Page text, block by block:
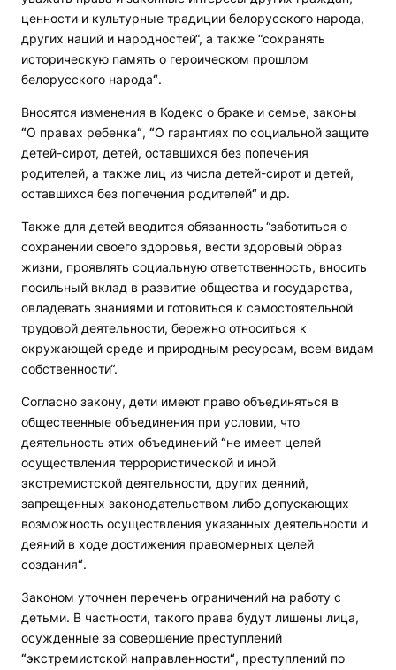
ценности и культурные традиции белорусского народа,
других наций и народностей“, а также “сохранять
историческую память о героическом прошлом
белорусского народа“.
Вносятся изменения в Кодекс о браке и семье, законы
“О правах ребенка“, “О гарантиях по социальной защите
детей-сирот, детей, оставшихся без попечения
родителей, а также лиц из числа детей-сирот и детей,
оставшихся без попечения родителей“ и др.
Также для детей вводится обязанность “заботиться о
сохранении своего здоровья, вести здоровый образ
жизни, проявлять социальную ответственность, вносить
посильный вклад в развитие общества и государства,
овладевать знаниями и готовиться к самостоятельной
трудовой деятельности, бережно относиться к
окружающей среде и природным ресурсам, всем видам
собственности“.
Согласно закону, дети имеют право объединяться в
общественные объединения при условии, что
деятельность этих объединений “не имеет целей
осуществления террористической и иной
экстремистской деятельности, других деяний,
запрещенных законодательством либо допускающих
возможность осуществления указанных деятельности и
деяний в ходе достижения правомерных целей
создания“.
Законом уточнен перечень ограничений на работу с
детьми. В частности, такого права будут лишены лица,
осужденные за совершение преступлений
“экстремистской направленности“, преступлений по